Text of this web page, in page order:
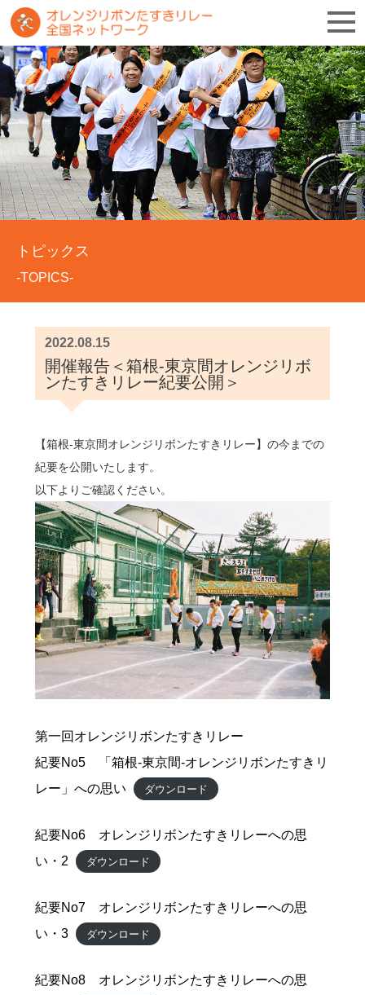
トピックス
-TOPICS-
2022.08.15
開催報告＜箱根-東京間オレンジリボ
ンたすきリレー紀要公開＞
【箱根-東京間オレンジリボンたすきリレー】の今までの
紀要を公開いたします。
以下よりご確認ください。
第一回オレンジリボンたすきリレー
紀要No5 「箱根-東京間-オレンジリボンたすきリ
レー」への思い
ダウンロード
紀要No6 オレンジリボンたすきリレーへの思
い・2
ダウンロード
紀要No7 オレンジリボンたすきリレーへの思
い・3
ダウンロード
紀要No8 オレンジリボンたすきリレーへの思